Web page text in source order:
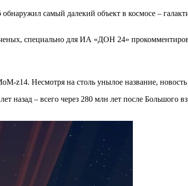
самый далекий объект в космосе –
специально для ИА «ДОН 24»
z14. Несмотря на столь унылое название,
назад – всего через 280 млн лет после Большого